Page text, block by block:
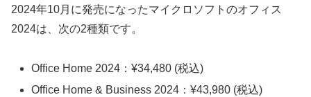
2024年10月に発売になったマイクロソフトのオフィス
2024は、次の2種類です。
Office Home 2024：¥34,480 (税込)
Office Home & Business 2024：¥43,980 (税込)